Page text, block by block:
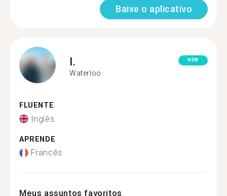
Baixe o aplicativo
I.
Waterloo
NEW
FLUENTE
Inglês
APRENDE
Francês
Meus assuntos favoritos